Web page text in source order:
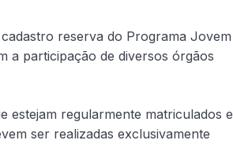
reserva do Programa Jovem
a participação de diversos órgãos
estejam regularmente matriculados e
ser realizadas exclusivamente